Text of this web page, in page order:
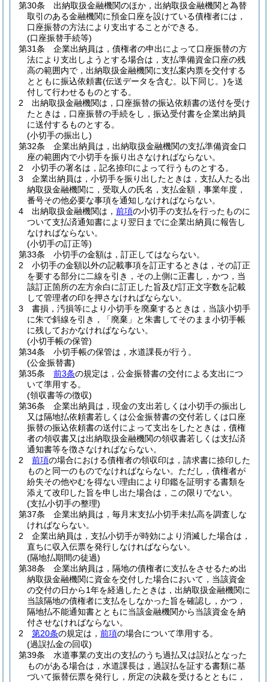
第30条
出納取扱金融機関のほか，出納取扱金融機関と為替
取引のある金融機関に預金口座を設けている債権者には，
口座振替の方法により支出することができる。
(口座振替手続等)
第31条
企業出納員は，債権者の申出によって口座振替の方
法により支出しようとする場合は，支払準備資金口座の残
高の範囲内で，出納取扱金融機関に支払案内票を交付する
とともに振込依頼書(伝送データを含む。以下同じ。)を送
付して行わせるものとする。
2
出納取扱金融機関は，口座振替の振込依頼書の送付を受け
たときは，口座振替の手続をし，振込受付書を企業出納員
に送付するものとする。
(小切手の振出し)
第32条
企業出納員は，出納取扱金融機関の支払準備資金口
座の範囲内で小切手を振り出さなければならない。
2
小切手の署名は，記名捺印によって行うものとする。
3
企業出納員は，小切手を振り出したときは，支払人たる出
納取扱金融機関に，受取人の氏名，支払金額，事業年度，
番号その他必要な事項を通知しなければならない。
4
出納取扱金融機関は， 前項の小切手の支払を行ったものに
ついて支払済通知書により翌日までに企業出納員に報告し
なければならない。
(小切手の訂正等)
第33条
小切手の金額は，訂正してはならない。
2
小切手の金額以外の記載事項を訂正するときは，その訂正
を要する部分に二線を引き，その上側に正書し，かつ，当
該訂正箇所の左方余白に訂正した旨及び訂正文字数を記載
して管理者の印を押さなければならない。
3
書損，汚損等により小切手を廃棄するときは，当該小切手
に朱で斜線を引き，「廃棄」と朱書してそのまま小切手帳
に残しておかなければならない。
(小切手帳の保管)
第34条
小切手帳の保管は，水道課長が行う。
(公金振替書)
第35条
前3条の規定は，公金振替書の交付による支出につ
いて準用する。
(領収書等の徴収)
第36条
企業出納員は，現金の支出若しくは小切手の振出し
又は隔地払依頼書若しくは公金振替書の交付若しくは口座
振替の振込依頼書の送付によって支出をしたときは，債権
者の領収書又は出納取扱金融機関の領収書若しくは支払済
通知書等を徴さなければならない。
2
前項の場合における債権者の領収印は，請求書に捺印した
ものと同一のものでなければならない。 ただし，債権者が
紛失その他やむを得ない理由により印鑑を証明する書類を
添えて改印した旨を申し出た場合は，この限りでない。
(支払小切手の整理)
第37条
企業出納員は，毎月末支払小切手未払高を調査しな
ければならない。
2
企業出納員は，支払小切手が時効により消滅した場合は，
直ちに収入伝票を発行しなければならない。
(隔地払期間の徒過)
第38条
企業出納員は，隔地の債権者に支払をさせるため出
納取扱金融機関に資金を交付した場合において，当該資金
の交付の日から1年を経過したときは，出納取扱金融機関に
当該隔地の債権者に支払をしなかった旨を確認し，かつ，
隔地払不能通知書とともに当該金融機関から当該資金を納
付させなければならない。
2
第20条の規定は， 前項の場合について準用する。
(過誤払金の回収)
第39条
水道事業の支出の支払のうち過払又は誤払となった
ものがある場合は，水道課長は，過誤払を証する書類に基
づいて振替伝票を発行し，所定の決裁を受けるとともに，